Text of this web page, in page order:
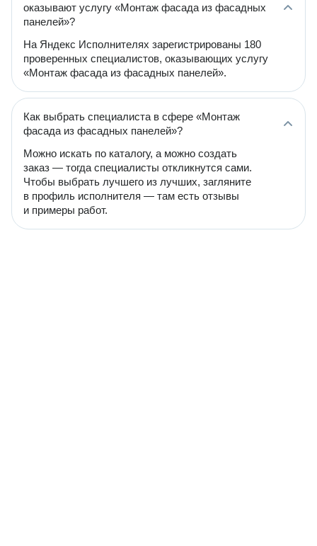
оказывают услугу «Монтаж фасада из фасадных
панелей»?
На Яндекс Исполнителях зарегистрированы 180
проверенных специалистов, оказывающих услугу
«Монтаж фасада из фасадных панелей».
Как выбрать специалиста в сфере «Монтаж
фасада из фасадных панелей»?
Можно искать по каталогу, а можно создать
заказ — тогда специалисты откликнутся сами.
Чтобы выбрать лучшего из лучших, загляните
в профиль исполнителя — там есть отзывы
и примеры работ.